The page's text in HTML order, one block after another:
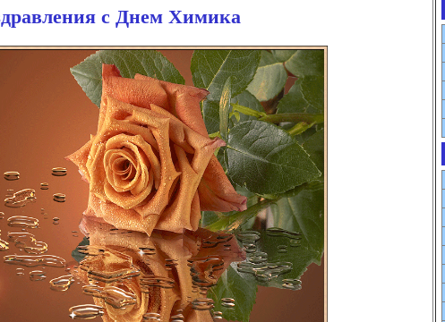
с Днем Химика